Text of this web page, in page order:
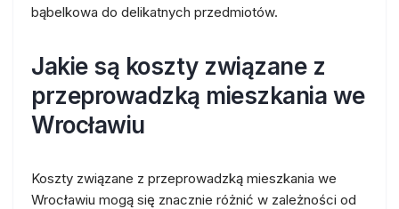
bąbelkowa do delikatnych przedmiotów.
Jakie są koszty związane z
przeprowadzką mieszkania we
Wrocławiu
Koszty związane z przeprowadzką mieszkania we
Wrocławiu mogą się znacznie różnić w zależności od